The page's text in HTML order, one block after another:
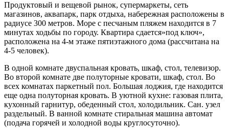
Продуктовый и вещевой рынок, супермаркеты, сеть
магазинов, аквапарк, парк отдыха, набережная расположены в
радиусе 300 метров. Море с песчаным пляжем находится в 7
минутах ходьбы по городу. Квартира сдается»под ключ»,
расположена на 4-м этаже пятиэтажного дома (рассчитана на
4-5 человек).
В одной комнате двуспальная кровать, шкаф, стол, телевизор.
Во второй комнате две полуторные кровати, шкаф, стол. Во
всех комнатах паркетный пол. Большая лоджия, где находится
еще одна полуторная кровать. В уютной кухне: газовая плита,
кухонный гарнитур, обеденный стол, холодильник. Сан. узел
раздельный. В ванной комнате стиральная машина автомат
(подача горячей и холодной воды круглосуточно).